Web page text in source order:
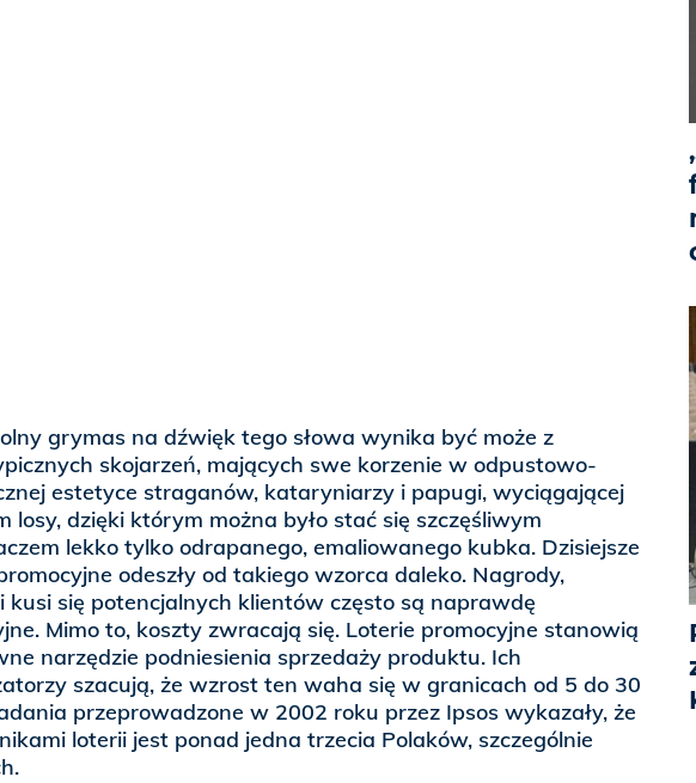
grymas na dźwięk tego słowa wynika być może z
skojarzeń, mających swe korzenie w odpustowo-
estetyce straganów, kataryniarzy i papugi, wyciągającej
losy, dzięki którym można było stać się szczęśliwym
lekko tylko odrapanego, emaliowanego kubka. Dzisiejsze
odeszły od takiego wzorca daleko. Nagrody,
kusi się potencjalnych klientów często są naprawdę
Mimo to, koszty zwracają się. Loterie promocyjne stanowią
narzędzie podniesienia sprzedaży produktu. Ich
szacują, że wzrost ten waha się w granicach od 5 do 30
przeprowadzone w 2002 roku przez Ipsos wykazały, że
loterii jest ponad jedna trzecia Polaków, szczególnie